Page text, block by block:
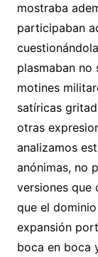
mostraba
participaban
plasmaban no
motines
satíricas
otras
analizamos
anónimas, no
versiones que
que el
expansión
boca en boca